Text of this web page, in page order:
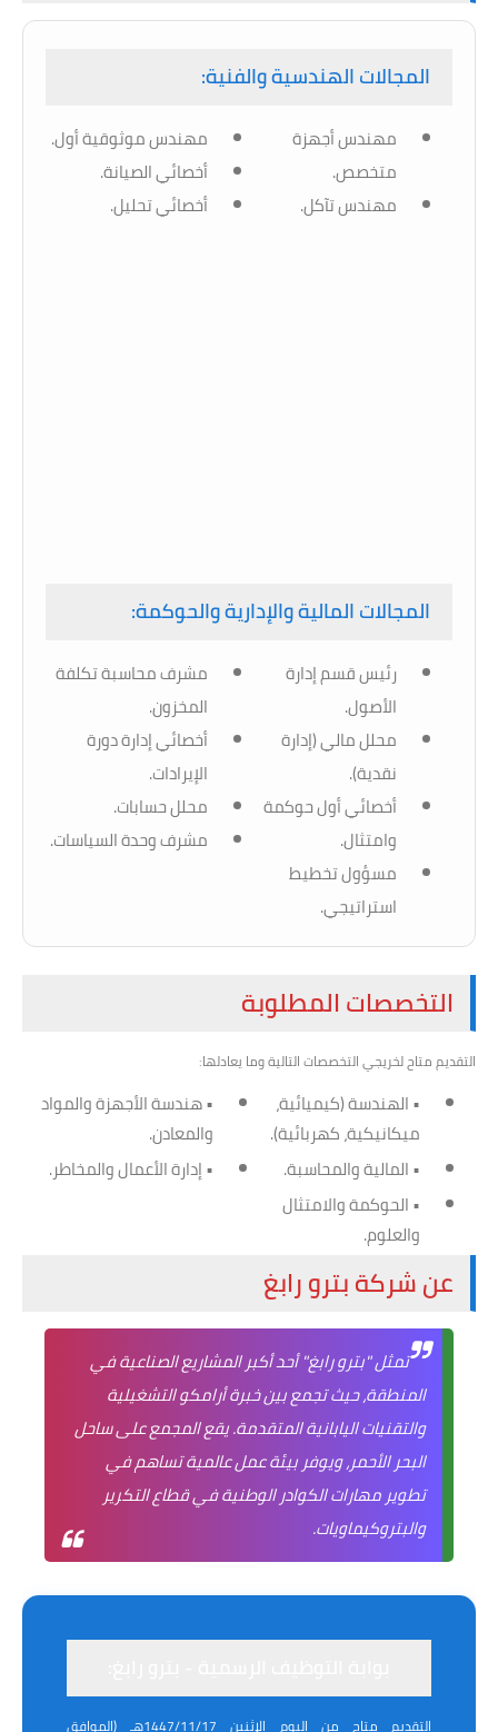
المجالات الهندسية والفنية:
مهندس أجهزة
متخصص.
مهندس تآكل.
مهندس موثوقية أول.
أخصائي الصيانة.
أخصائي تحليل.
المجالات المالية والإدارية والحوكمة:
رئيس قسم إدارة
الأصول.
محلل مالي (إدارة
نقدية).
أخصائي أول حوكمة
وامتثال.
مسؤول تخطيط
استراتيجي.
مشرف محاسبة تكلفة
المخزون.
أخصائي إدارة دورة
الإيرادات.
محلل حسابات.
مشرف وحدة السياسات.
التخصصات المطلوبة
التقديم متاح لخريجي التخصصات التالية وما يعادلها:
• الهندسة (كيميائية،
ميكانيكية، كهربائية).
• هندسة الأجهزة والمواد
والمعادن.
• المالية والمحاسبة.
• إدارة الأعمال والمخاطر.
• الحوكمة والامتثال
والعلوم.
عن شركة بترو رابغ
تمثل "بترو رابغ" أحد أكبر المشاريع الصناعية في
المنطقة، حيث تجمع بين خبرة أرامكو التشغيلية
والتقنيات اليابانية المتقدمة. يقع المجمع على ساحل
البحر الأحمر، ويوفر بيئة عمل عالمية تساهم في
تطوير مهارات الكوادر الوطنية في قطاع التكرير
والبتروكيماويات.
التقديم متاح من اليوم الإثنين 1447/11/17هـ (الموافق